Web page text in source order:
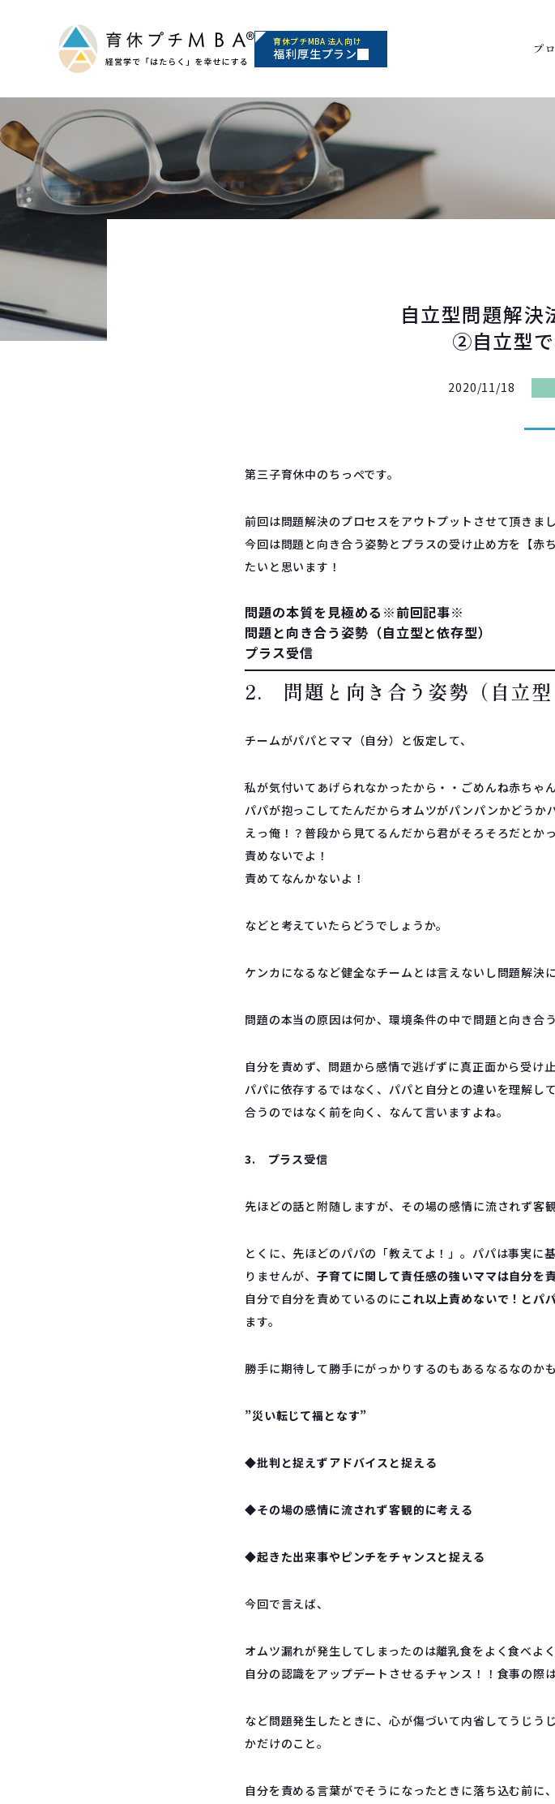
育休プチMBA 法人向け
福利厚生プラン プ
自立型問題解決
②自立型
2020/11/18
第三子育休中のちっぺです。
前回は問題解決のプロセスをアウトプットさせて頂きま
今回は問題と向き合う姿勢とプラスの受け止め方を【赤
たいと思います！
問題の本質を見極める※前回記事※
問題と向き合う姿勢（自立型と依存型）
プラス受信
2. 問題と向き合う姿勢（自立型
チームがパパとママ（自分）と仮定して、
私が気付いてあげられなかったから・・ごめんね赤ちゃ
パパが抱っこしてたんだからオムツがパンパンかどうか
えっ俺！？普段から見てるんだから君がそろそろだとか
責めないでよ！
責めてなんかないよ！
などと考えていたらどうでしょうか。
ケンカになるなど健全なチームとは言えないし問題解決
問題の本当の原因は何か、環境条件の中で問題と向き合
自分を責めず、問題から感情で逃げずに真正面から受け
パパに依存するではなく、パパと自分との違いを理解し
合うのではなく前を向く、なんて言いますよね。
3. プラス受信
先ほどの話と附随しますが、その場の感情に流されず客
とくに、先ほどのパパの「教えてよ！」。パパは事実に
りませんが、子育てに関して責任感の強いママは自分を
自分で自分を責めているのに これ以上責めないで！とパ
ます。
勝手に期待して勝手にがっかりするのもあるなるなのかも
”災い転じて福となす”
◆批判と捉えずアドバイスと捉える
◆その場の感情に流されず客観的に考える
◆起きた出来事やピンチをチャンスと捉える
今回で言えば、
オムツ漏れが発生してしまったのは離乳食をよく食べよ
自分の認識をアップデートさせるチャンス！！食事の際
など問題発生したときに、心が傷づいて内省してうじう
かだけのこと。
自分を責める言葉がでそうになったときに落ち込む前